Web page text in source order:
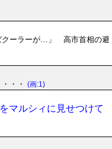
クーラーが…」 高市首相の避
・・
(画:1)
マルシィに見せつけて